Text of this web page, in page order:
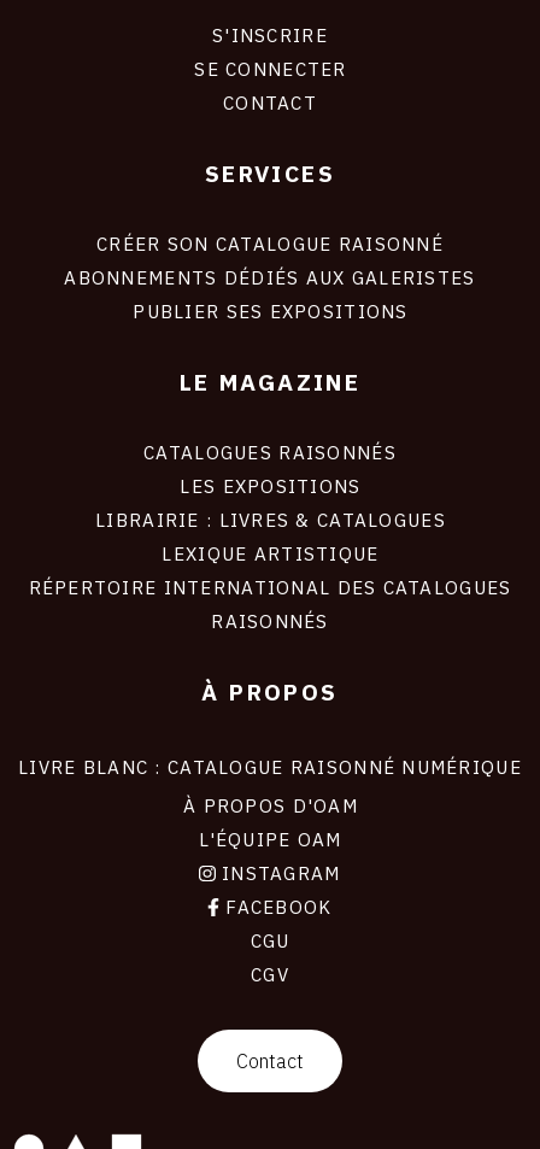
S'INSCRIRE
SE CONNECTER
CONTACT
SERVICES
CRÉER SON CATALOGUE RAISONNÉ
ABONNEMENTS DÉDIÉS AUX GALERISTES
PUBLIER SES EXPOSITIONS
LE MAGAZINE
CATALOGUES RAISONNÉS
LES EXPOSITIONS
LIBRAIRIE : LIVRES & CATALOGUES
LEXIQUE ARTISTIQUE
RÉPERTOIRE INTERNATIONAL DES CATALOGUES
RAISONNÉS
À PROPOS
LIVRE BLANC : CATALOGUE RAISONNÉ NUMÉRIQUE
À PROPOS D'OAM
L'ÉQUIPE OAM
INSTAGRAM
FACEBOOK
CGU
CGV
Contact